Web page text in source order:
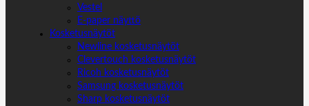
Vestel
E-paper näyttö
Kosketusnäytöt
Newline kosketusnäytöt
Clevertouch kosketusnäytöt
Ricoh kosketusnäytöt
Samsung kosketusnäytöt
Sharp kosketusnäytöt